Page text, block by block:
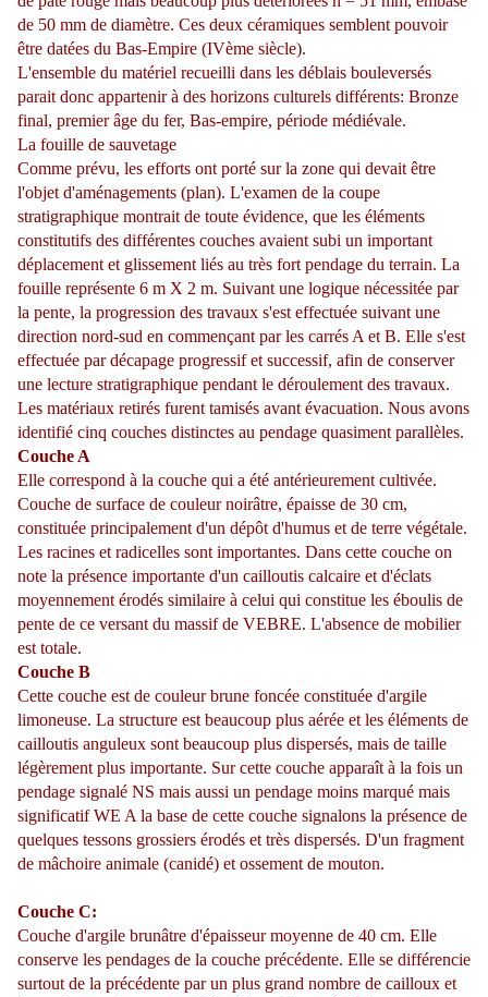
de 50 mm de diamètre. Ces deux céramiques semblent pouvoir
être datées du Bas-Empire (IVème siècle).
L'ensemble du matériel recueilli dans les déblais bouleversés
parait donc appartenir à des horizons culturels différents: Bronze
final, premier âge du fer, Bas-empire, période médiévale.
La fouille de sauvetage
Comme prévu, les efforts ont porté sur la zone qui devait être
l'objet d'aménagements (plan). L'examen de la coupe
stratigraphique montrait de toute évidence, que les éléments
constitutifs des différentes couches avaient subi un important
déplacement et glissement liés au très fort pendage du terrain. La
fouille représente 6 m X 2 m. Suivant une logique nécessitée par
la pente, la progression des travaux s'est effectuée suivant une
direction nord-sud en commençant par les carrés A et B. Elle s'est
effectuée par décapage progressif et successif, afin de conserver
une lecture stratigraphique pendant le déroulement des travaux.
Les matériaux retirés furent tamisés avant évacuation. Nous avons
identifié cinq couches distinctes au pendage quasiment parallèles.
Couche A
Elle correspond à la couche qui a été antérieurement cultivée.
Couche de surface de couleur noirâtre, épaisse de 30 cm,
constituée principalement d'un dépôt d'humus et de terre végétale.
Les racines et radicelles sont importantes. Dans cette couche on
note la présence importante d'un cailloutis calcaire et d'éclats
moyennement érodés similaire à celui qui constitue les éboulis de
pente de ce versant du massif de VEBRE. L'absence de mobilier
est totale.
Couche B
Cette couche est de couleur brune foncée constituée d'argile
limoneuse. La structure est beaucoup plus aérée et les éléments de
cailloutis anguleux sont beaucoup plus dispersés, mais de taille
légèrement plus importante. Sur cette couche apparaît à la fois un
pendage signalé NS mais aussi un pendage moins marqué mais
significatif WE A la base de cette couche signalons la présence de
quelques tessons grossiers érodés et très dispersés. D'un fragment
de mâchoire animale (canidé) et ossement de mouton.
Couche C:
Couche d'argile brunâtre d'épaisseur moyenne de 40 cm. Elle
conserve les pendages de la couche précédente. Elle se différencie
surtout de la précédente par un plus grand nombre de cailloux et